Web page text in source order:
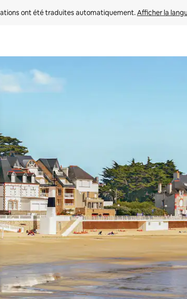
ont été traduites automatiquement. Afficher la
et vers le bas pour les parcourir ou en appuyant et en